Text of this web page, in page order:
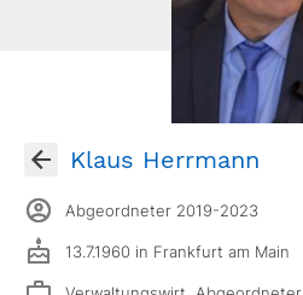
Klaus Herrmann
Abgeordneter 2019-2023
13.7.1960 in Frankfurt am Main